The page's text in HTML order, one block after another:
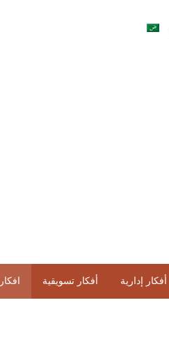
أفكار إدارية أفكار تسويقية